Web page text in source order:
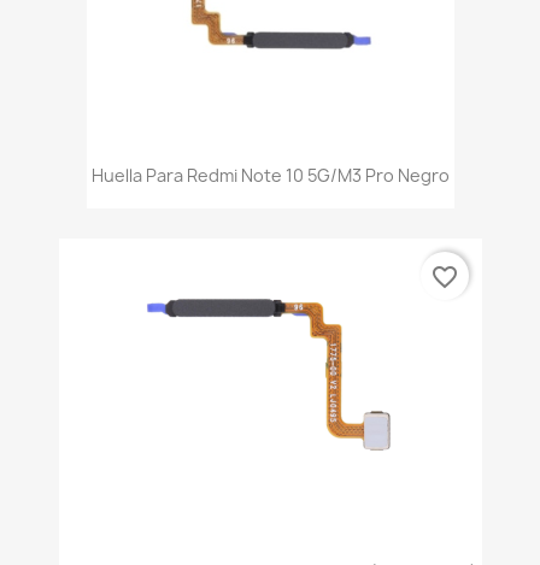
Huella Para Redmi Note 10 5G/M3 Pro Negro
favorite_border